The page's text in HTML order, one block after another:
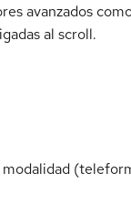
avanzados
al scroll.